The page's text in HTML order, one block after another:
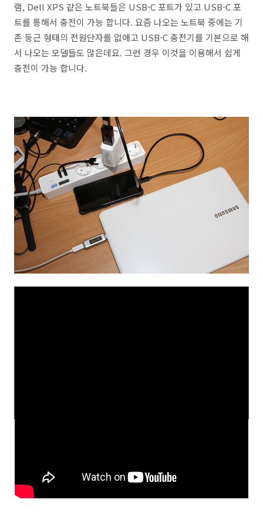
램, Dell XPS 같은 노트북들은 USB-C 포트가 있고 USB-C 포
트를 통해서 충전이 가능 합니다. 요즘 나오는 노트북 중에는 기
존 둥근 형태의 전원단자를 없애고 USB-C 충전기를 기본으로 해
서 나오는 모델들도 많은데요. 그런 경우 이것을 이용해서 쉽게
충전이 가능 합니다.
# 유튜브 영상 퍼가기는 Share 버튼 > 소스 코드를 통해서
배포할 수 있습니다. 다운로드 후 재업로드는 절대 금합니다.